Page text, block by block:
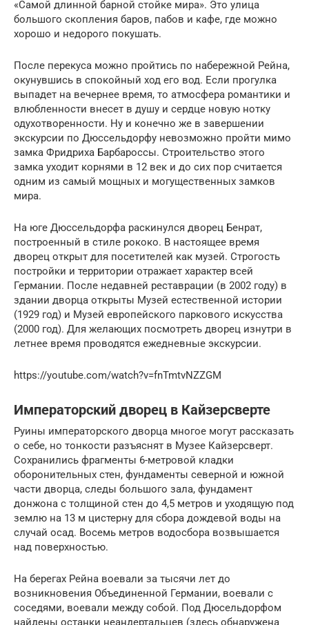
«Самой длинной барной стойке мира». Это улица
большого скопления баров, пабов и кафе, где можно
хорошо и недорого покушать.
После перекуса можно пройтись по набережной Рейна,
окунувшись в спокойный ход его вод. Если прогулка
выпадет на вечернее время, то атмосфера романтики и
влюбленности внесет в душу и сердце новую нотку
одухотворенности. Ну и конечно же в завершении
экскурсии по Дюссельдорфу невозможно пройти мимо
замка Фридриха Барбароссы. Строительство этого
замка уходит корнями в 12 век и до сих пор считается
одним из самый мощных и могущественных замков
мира.
На юге Дюссельдорфа раскинулся дворец Бенрат,
построенный в стиле рококо. В настоящее время
дворец открыт для посетителей как музей. Строгость
постройки и территории отражает характер всей
Германии. После недавней реставрации (в 2002 году) в
здании дворца открыты Музей естественной истории
(1929 год) и Музей европейского паркового искусства
(2000 год). Для желающих посмотреть дворец изнутри в
летнее время проводятся ежедневные экскурсии.
https://youtube.com/watch?v=fnTmtvNZZGM
Императорский дворец в Кайзерсверте
Руины императорского дворца многое могут рассказать
о себе, но тонкости разъяснят в Музее Кайзерсверт.
Сохранились фрагменты 6-метровой кладки
оборонительных стен, фундаменты северной и южной
части дворца, следы большого зала, фундамент
донжона с толщиной стен до 4,5 метров и уходящую под
землю на 13 м цистерну для сбора дождевой воды на
случай осад. Восемь метров водосбора возвышается
над поверхностью.
На берегах Рейна воевали за тысячи лет до
возникновения Объединенной Германии, воевали с
соседями, воевали между собой. Под Дюсельдорфом
найдены останки неандертальцев (здесь обнаружена